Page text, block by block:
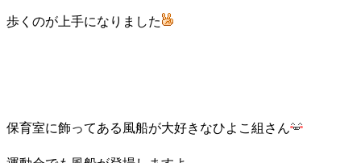
歩くのが上手になりました
保育室に飾ってある風船が大好きなひよこ組さん